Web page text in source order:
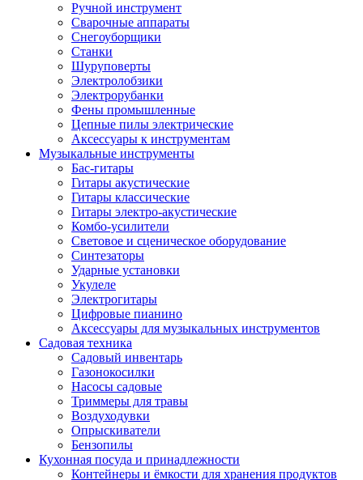
Ручной инструмент
Сварочные аппараты
Снегоуборщики
Станки
Шуруповерты
Электролобзики
Электрорубанки
Фены промышленные
Цепные пилы электрические
Аксессуары к инструментам
Музыкальные инструменты
Бас-гитары
Гитары акустические
Гитары классические
Гитары электро-акустические
Комбо-усилители
Световое и сценическое оборудование
Синтезаторы
Ударные установки
Укулеле
Электрогитары
Цифровые пианино
Аксессуары для музыкальных инструментов
Садовая техника
Садовый инвентарь
Газонокосилки
Насосы садовые
Триммеры для травы
Воздуходувки
Опрыскиватели
Бензопилы
Кухонная посуда и принадлежности
Контейнеры и ёмкости для хранения продуктов